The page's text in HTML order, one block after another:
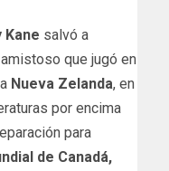
Kane salvó a
que jugó en
Nueva Zelanda, en
por encima
para
de Canadá,